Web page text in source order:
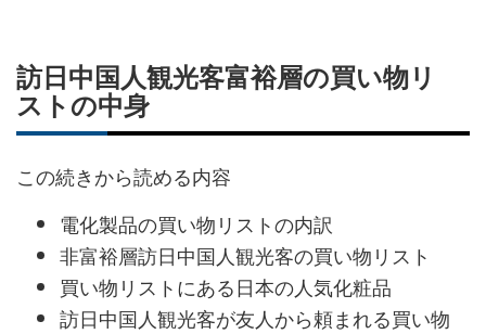
訪日中国人観光客富裕層の買い物リ
ストの中身
この続きから読める内容
電化製品の買い物リストの内訳
非富裕層訪日中国人観光客の買い物リスト
買い物リストにある日本の人気化粧品
訪日中国人観光客が友人から頼まれる買い物